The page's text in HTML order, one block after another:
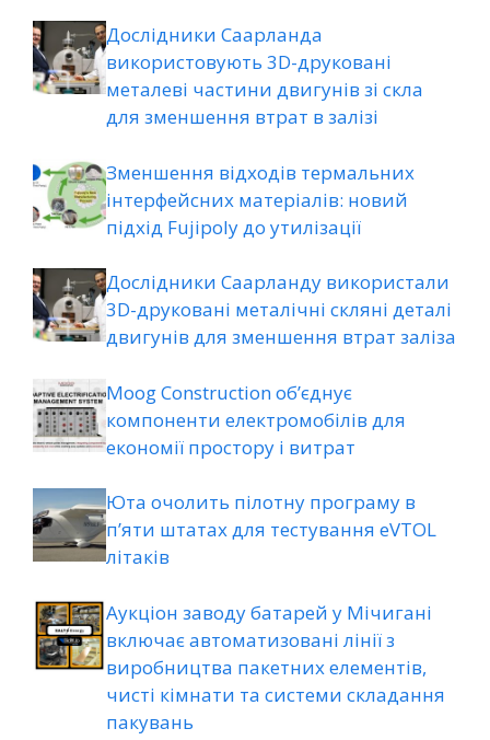
Дослідники Саарланда
використовують 3D-друковані
металеві частини двигунів зі скла
для зменшення втрат в залізі
Зменшення відходів термальних
інтерфейсних матеріалів: новий
підхід Fujipoly до утилізації
Дослідники Саарланду використали
3D-друковані металічні скляні деталі
двигунів для зменшення втрат заліза
Moog Construction об’єднує
компоненти електромобілів для
економії простору і витрат
Юта очолить пілотну програму в
п’яти штатах для тестування eVTOL
літаків
Аукціон заводу батарей у Мічигані
включає автоматизовані лінії з
виробництва пакетних елементів,
чисті кімнати та системи складання
пакувань